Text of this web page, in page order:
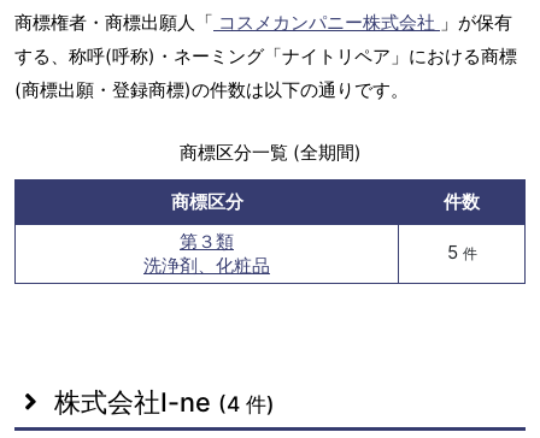
商標権者・商標出願人「 コスメカンパニー株式会社 」が保有
する、称呼(呼称)・ネーミング「ナイトリペア」における商標
(商標出願・登録商標)の件数は以下の通りです。
商標区分一覧 (全期間)
商標区分
件数
第３類
洗浄剤、化粧品
5 件
株式会社I-ne (4 件)